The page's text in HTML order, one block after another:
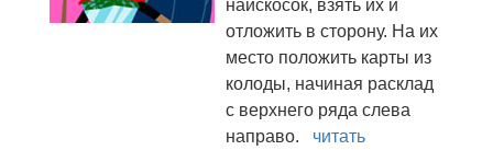
наискосок, взять их и
отложить в сторону. На их
место положить карты из
колоды, начиная расклад
с верхнего ряда слева
направо. читать